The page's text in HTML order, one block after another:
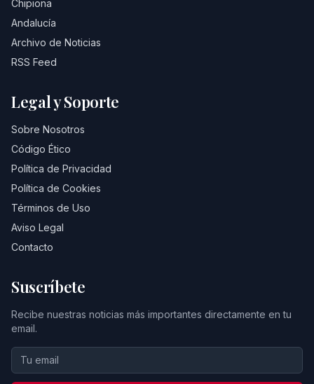
Chipiona
Andalucía
Archivo de Noticias
RSS Feed
Legal y Soporte
Sobre Nosotros
Código Ético
Política de Privacidad
Política de Cookies
Términos de Uso
Aviso Legal
Contacto
Suscríbete
Recibe nuestras noticias más importantes directamente en tu
email.